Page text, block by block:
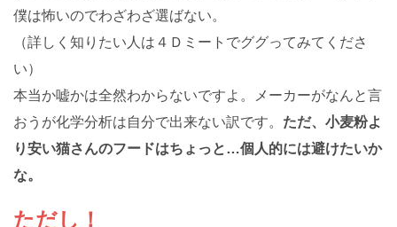
僕は怖いのでわざわざ選ばない。
（詳しく知りたい人は４Ｄミートでググってみてくださ
い）
本当か嘘かは全然わからないですよ。メーカーがなんと言
おうが化学分析は自分で出来ない訳です。 ただ、小麦粉よ
り安い猫さんのフードはちょっと…個人的には避けたいか
な。
ただし！